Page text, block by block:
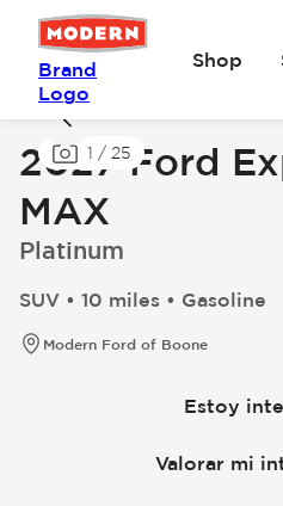
Brand
Logo
Shop
1 / 25
2027 Ford
MAX
Platinum
SUV • 10 miles • Gasoline
Modern Ford of Boone
Estoy
Valorar mi